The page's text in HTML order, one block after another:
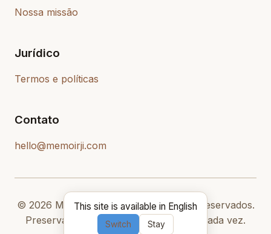
Nossa missão
Jurídico
Termos e políticas
Contato
hello@memoirji.com
© 2026 Memoirji LLC. Todos os direitos reservados.
Preservando legados, uma história de cada vez.
This site is available in English
Switch Stay